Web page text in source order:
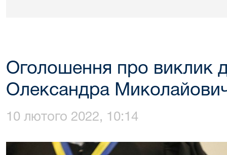
Оголошення про виклик
Олександра
10 лютого 2022, 10:14